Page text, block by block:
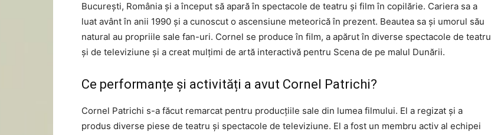
București, România și a început să apară în spectacole de teatru și film în copilărie. Cariera sa a
luat avânt în anii 1990 și a cunoscut o ascensiune meteorică în prezent. Beautea sa și umorul său
natural au propriile sale fan-uri. Cornel se produce în film, a apărut în diverse spectacole de teatru
și de televiziune și a creat mulțimi de artă interactivă pentru Scena de pe malul Dunării.
Ce performanțe și activități a avut Cornel Patrichi?
Cornel Patrichi s-a făcut remarcat pentru producțiile sale din lumea filmului. El a regizat și a
produs diverse piese de teatru și spectacole de televiziune. El a fost un membru activ al echipei